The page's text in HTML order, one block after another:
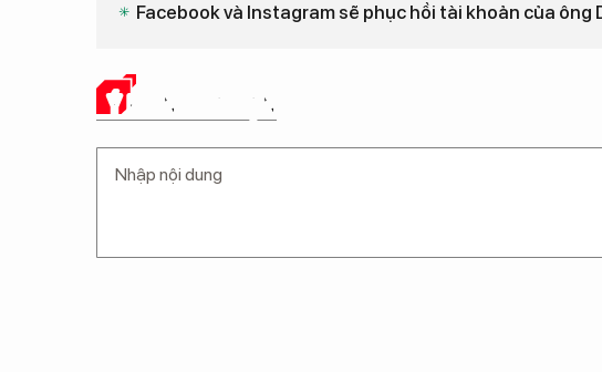
Facebook và Instagram sẽ phục hồi tài khoản của ông
Ý KIẾN CỦA BẠN